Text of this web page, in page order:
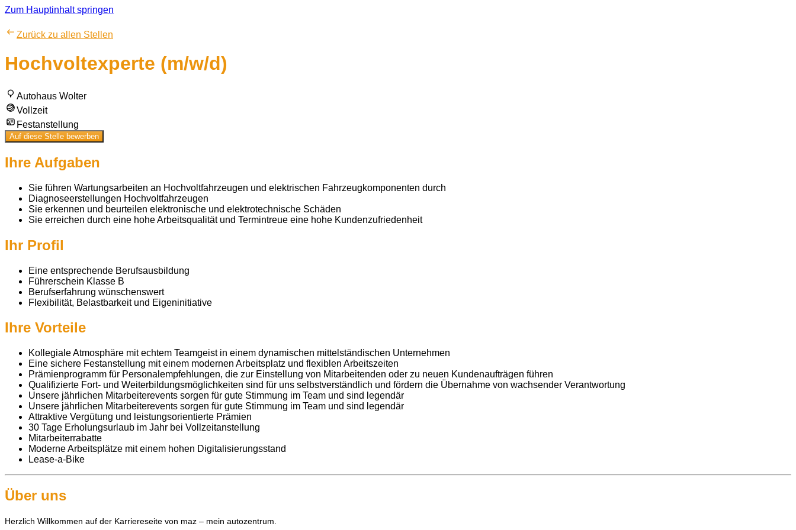
Zum Hauptinhalt springen
Zurück zu allen Stellen
Hochvoltexperte (m/w/d)
Autohaus Wolter
Vollzeit
Festanstellung
Auf diese Stelle bewerben
Ihre Aufgaben
Sie führen Wartungsarbeiten an Hochvoltfahrzeugen und elektrischen Fahrzeugkomponenten durch
Diagnoseerstellungen Hochvoltfahrzeugen
Sie erkennen und beurteilen elektronische und elektrotechnische Schäden
Sie erreichen durch eine hohe Arbeitsqualität und Termintreue eine hohe Kundenzufriedenheit
Ihr Profil
Eine entsprechende Berufsausbildung
Führerschein Klasse B
Berufserfahrung wünschenswert
Flexibilität, Belastbarkeit und Eigeninitiative
Ihre Vorteile
Kollegiale Atmosphäre mit echtem Teamgeist in einem dynamischen mittelständischen Unternehmen
Eine sichere Festanstellung mit einem modernen Arbeitsplatz und flexiblen Arbeitszeiten
Prämienprogramm für Personalempfehlungen, die zur Einstellung von Mitarbeitenden oder zu neuen Kundenaufträgen führen
Qualifizierte Fort- und Weiterbildungsmöglichkeiten sind für uns selbstverständlich und fördern die Übernahme von wachsender Verantwortung
Unsere jährlichen Mitarbeiterevents sorgen für gute Stimmung im Team und sind legendär
Unsere jährlichen Mitarbeiterevents sorgen für gute Stimmung im Team und sind legendär
Attraktive Vergütung und leistungsorientierte Prämien
30 Tage Erholungsurlaub im Jahr bei Vollzeitanstellung
Mitarbeiterrabatte
Moderne Arbeitsplätze mit einem hohen Digitalisierungsstand
Lease-a-Bike
Über uns
Herzlich Willkommen auf der Karriereseite von maz – mein autozentrum.